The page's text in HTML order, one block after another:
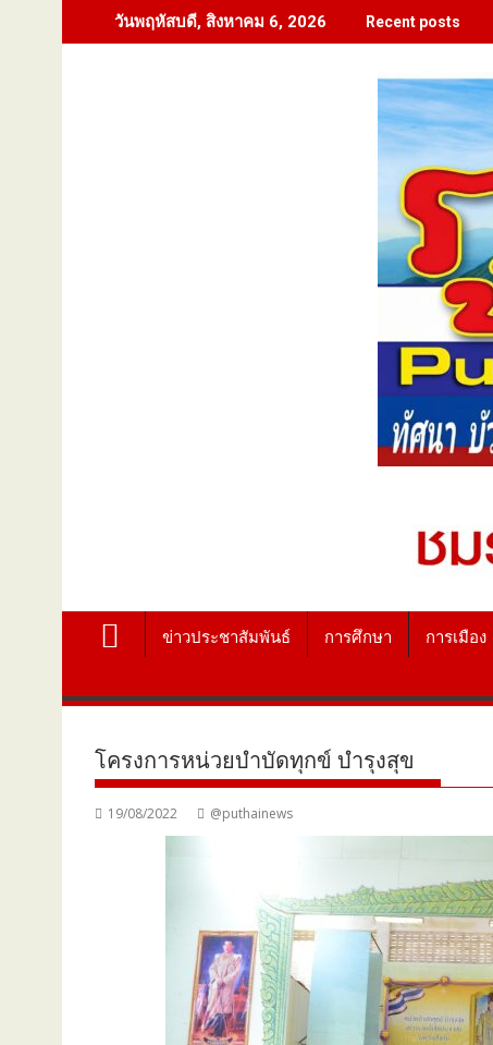
to
วันพฤหัสบดี, สิงหาคม 6, 2026 Recent posts
ข่าวประชาสัมพันธ์ การศึกษา การเมือง
โครงการหน่วยบำบัดทุกข์ บำรุงสุข
19/08/2022 @puthainews